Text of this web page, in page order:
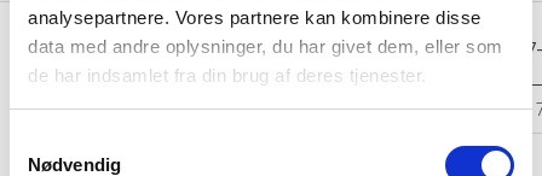
analysepartnere. Vores partnere kan kombinere disse
data med andre oplysninger, du har givet dem, eller som
de har indsamlet fra din brug af deres tjenester.
Nødvendig
Resultat i 1000
DKK
2020-12 2019-12 2018-12
Nettoomsætning - - -
Bruttofortjeneste